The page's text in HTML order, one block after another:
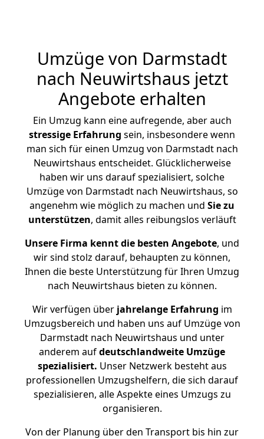
Umzüge von Darmstadt
nach Neuwirtshaus jetzt
Angebote erhalten
Ein Umzug kann eine aufregende, aber auch
stressige Erfahrung sein, insbesondere wenn
man sich für einen Umzug von Darmstadt nach
Neuwirtshaus entscheidet. Glücklicherweise
haben wir uns darauf spezialisiert, solche
Umzüge von Darmstadt nach Neuwirtshaus, so
angenehm wie möglich zu machen und Sie zu
unterstützen, damit alles reibungslos verläuft
Unsere Firma kennt die besten Angebote, und
wir sind stolz darauf, behaupten zu können,
Ihnen die beste Unterstützung für Ihren Umzug
nach Neuwirtshaus bieten zu können.
Wir verfügen überjahrelange Erfahrung im
Umzugsbereich und haben uns auf Umzüge von
Darmstadt nach Neuwirtshaus und unter
anderem aufdeutschlandweite Umzüge
spezialisiert. Unser Netzwerk besteht aus
professionellen Umzugshelfern, die sich darauf
spezialisieren, alle Aspekte eines Umzugs zu
organisieren.
Von der Planung über den Transport bis hin zur